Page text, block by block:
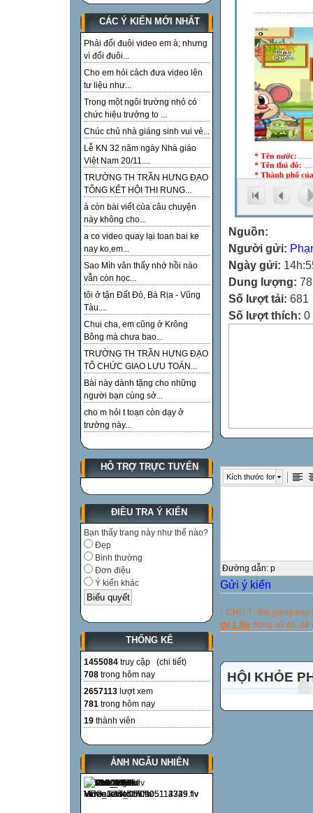
CÁC Ý KIẾN MỚI NHẤT
Phải đổi đuôi video em à; nhưng
vì đổi đuôi...
Cho em hỏi cách đưa video lên
tư liệu như...
Trong một ngôi trường nhỏ có
chức hiệu trưởng to ...
Chúc chủ nhà giáng sinh vui vẻ...
Lễ KN 32 năm ngày Nhà giáo
Việt Nam 20/11....
TRƯỜNG TH TRẦN HƯNG ĐẠO
TỔNG KẾT HỘI THI RUNG...
à còn bài viết của câu chuyện
này không cho...
a co video quay lại toan bai ke
nay ko,em...
Sao Mìh vân thấy nhớ hồi nào
vẫn còn học...
tôi ở tận Đất Đỏ, Bà Rịa - Vũng
Tàu....
Chui cha, em cũng ở Krông
Bông mà chưa bao...
TRƯỜNG TH TRẦN HƯNG ĐẠO
TỔ CHỨC GIAO LƯU TOÁN...
Bài này dành tặng cho những
người bạn cùng sở...
cho m hỏi t toạn còn dạy ở
trường này...
HỖ TRỢ TRỰC TUYẾN
ĐIỀU TRA Ý KIẾN
Bạn thấy trang này như thế nào?
Đẹp
Bình thường
Đơn điệu
Ý kiến khác
THỐNG KÊ
1455084 truy cập (chi tiết)
708 trong hôm nay
2657113 lượt xem
781 trong hôm nay
19 thành viên
ẢNH NGẪU NHIÊN
Nguồn:
Người gửi:
Ngày gửi:
Dung lượng:
Số lượt tải: 681
Số lượt thích: 0
Kích thước font
Đường dẫn: p
Gửi ý kiến
↓ CHÚ Ý: Bài giảng này
thị 1 file trong số đó, đề
HỘI KHỎE